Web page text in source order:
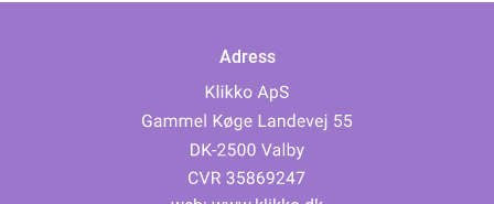
Adress